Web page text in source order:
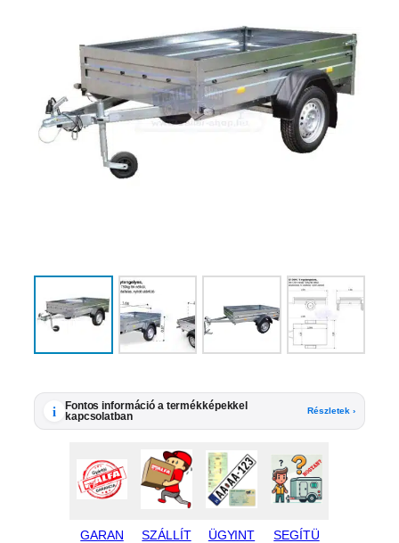
i
Fontos információ a termékképekkel
kapcsolatban
Részletek ›
GARAN
SZÁLLÍT
ÜGYINT
SEGÍTÜ